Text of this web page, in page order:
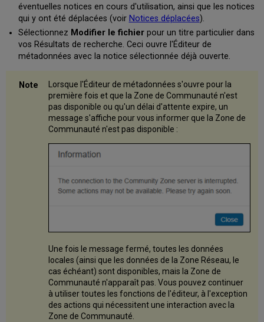
barre
d'outils
dans
l'Éditeur
de
Enregistrer
notices
dans
l’Éditeur
métadonnées
Normalisation
l'enregistrement
Liens
pour
actions
préférées
diacritiques
éventuelles notices en cours d'utilisation, ainsi que les notices
qui y ont été déplacées (voir Notices déplacées).
Sélectionnez Modifier le fichierpour un titre particulier dans
vos Résultats de recherche. Ceci ouvre l'Éditeur de
métadonnées avec la notice sélectionnée déjà ouverte.
Lorsque l'Éditeur de métadonnées s'ouvre pour la
première fois et que la Zone de Communauté n'est
pas disponible ou qu'un délai d'attente expire, un
message s'affiche pour vous informer que la Zone de
Communauté n'est pas disponible :
Une fois le message fermé, toutes les données
locales (ainsi que les données de la Zone Réseau, le
cas échéant) sont disponibles, mais la Zone de
Communauté n'apparaît pas. Vous pouvez continuer
à utiliser toutes les fonctions de l'éditeur, à l'exception
des actions qui nécessitent une interaction avec la
Zone de Communauté.